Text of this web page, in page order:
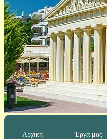
Αρχική Έργα μας